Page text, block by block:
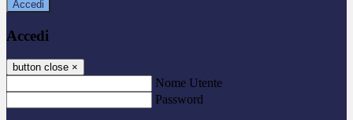
Accedi
Accedi
button close ×
Nome Utente
Password